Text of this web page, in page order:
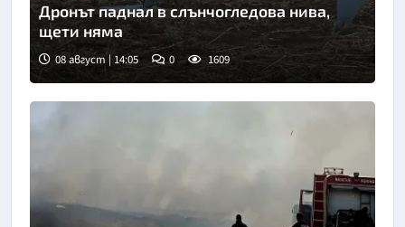
Дронът паднал в слънчогледова нива,
щети няма
08 август | 14:05 0 1609